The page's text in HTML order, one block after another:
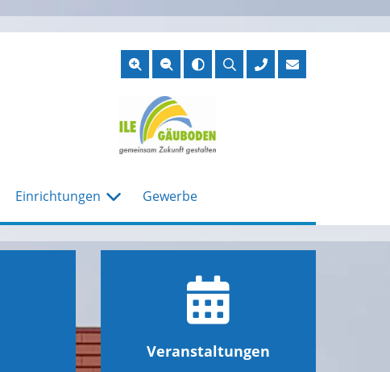
Suche
Einrichtungen Gewerbe
Veranstaltungen